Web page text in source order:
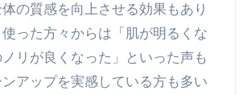
の質感を向上させる効果もあり
った方々からは「肌が明るくな
リが良くなった」といった声も
アップを実感している方も多い